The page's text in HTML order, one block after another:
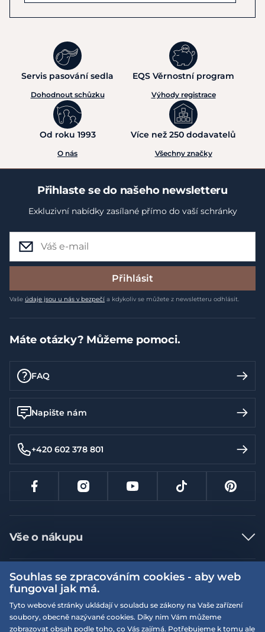
Servis pasování sedla
Dohodnout schůzku
EQS Věrnostní program
Výhody registrace
Od roku 1993
O nás
Více než 250 dodavatelů
Všechny značky
Přihlaste se do našeho newsletteru
Exkluzivní nabídky zasílané přímo do vaší schránky
Přihlásit
Vaše údaje jsou u nás v bezpečí a kdykoliv se můžete z newsletteru odhlásit.
Máte otázky? Můžeme pomoci.
FAQ
Napište nám
+420 602 378 801
Vše o nákupu
Jak nakupovat
Nejčastější dotazy
Doprava a platba
Vrácení a výměna zboží
Více informací
Obchodní podmínky
Podmínky EQS věrnostního klubu
Naše prodejny
Souhlas se zpracováním cookies - aby web
fungoval jak má.
Tyto webové stránky ukládají v souladu se zákony na Vaše zařízení
soubory, obecně nazývané cookies. Díky nim Vám můžeme
zobrazovat obsah podle toho, co Vás zajímá. Potřebujeme k tomu ale